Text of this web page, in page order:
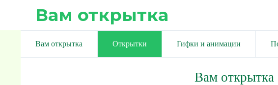
Вам открытка
Вам открытка Открытки Гифки и анимации
Вам открытка